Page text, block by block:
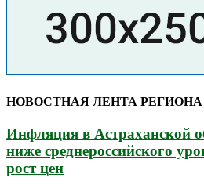
НОВОСТНАЯ ЛЕНТА РЕГИОНА
Инфляция в Астраханской
ниже среднероссийского
рост цен